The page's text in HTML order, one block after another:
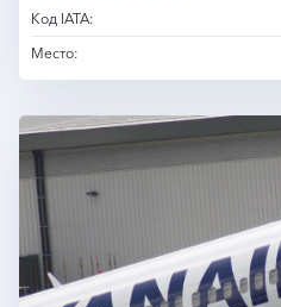
Код IATA:
Место: